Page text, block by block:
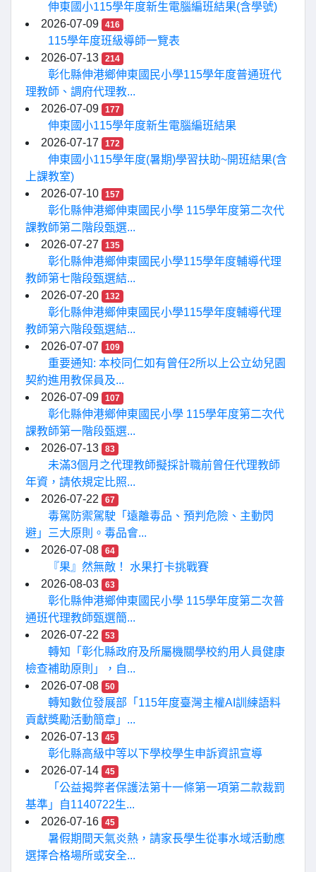
伸東國小115學年度新生電腦編班結果(含學號)
2026-07-09
416
115學年度班級導師一覽表
2026-07-13
214
彰化縣伸港鄉伸東國民小學115學年度普通班代
理教師、調府代理教...
2026-07-09
177
伸東國小115學年度新生電腦編班結果
2026-07-17
172
伸東國小115學年度(暑期)學習扶助~開班結果(含
上課教室)
2026-07-10
157
彰化縣伸港鄉伸東國民小學 115學年度第二次代
課教師第二階段甄選...
2026-07-27
135
彰化縣伸港鄉伸東國民小學115學年度輔導代理
教師第七階段甄選結...
2026-07-20
132
彰化縣伸港鄉伸東國民小學115學年度輔導代理
教師第六階段甄選結...
2026-07-07
109
重要通知: 本校同仁如有曾任2所以上公立幼兒園
契約進用教保員及...
2026-07-09
107
彰化縣伸港鄉伸東國民小學 115學年度第二次代
課教師第一階段甄選...
2026-07-13
83
未滿3個月之代理教師擬採計職前曾任代理教師
年資，請依規定比照...
2026-07-22
67
毒駕防禦駕駛「遠離毒品、預判危險、主動閃
避」三大原則。毒品會...
2026-07-08
64
『果』然無敵！ 水果打卡挑戰賽
2026-08-03
63
彰化縣伸港鄉伸東國民小學 115學年度第二次普
通班代理教師甄選簡...
2026-07-22
53
轉知「彰化縣政府及所屬機關學校約用人員健康
檢查補助原則」，自...
2026-07-08
50
轉知數位發展部「115年度臺灣主權AI訓練語料
貢獻獎勵活動簡章」...
2026-07-13
45
彰化縣高級中等以下學校學生申訴資訊宣導
2026-07-14
45
「公益揭弊者保護法第十一條第一項第二款裁罰
基準」自1140722生...
2026-07-16
45
暑假期間天氣炎熱，請家長學生從事水域活動應
選擇合格場所或安全...